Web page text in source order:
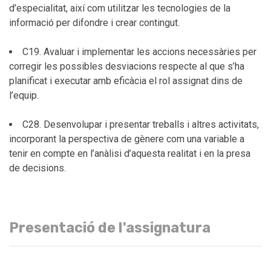
d’especialitat, així com utilitzar les tecnologies de la
informació per difondre i crear contingut.
C19. Avaluar i implementar les accions necessàries per
corregir les possibles desviacions respecte al que s’ha
planificat i executar amb eficàcia el rol assignat dins de
l’equip.
C28. Desenvolupar i presentar treballs i altres activitats,
incorporant la perspectiva de gènere com una variable a
tenir en compte en l’anàlisi d’aquesta realitat i en la presa
de decisions.
Presentació de l'assignatura